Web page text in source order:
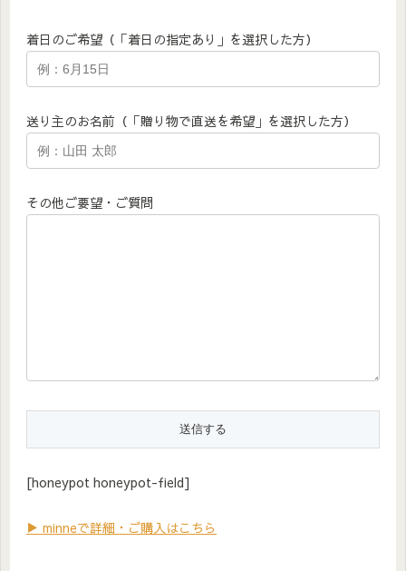
着日のご希望（「着日の指定あり」を選択した方）
送り主のお名前（「贈り物で直送を希望」を選択した方）
その他ご要望・ご質問
[honeypot honeypot-field]
▶ minneで詳細・ご購入はこちら